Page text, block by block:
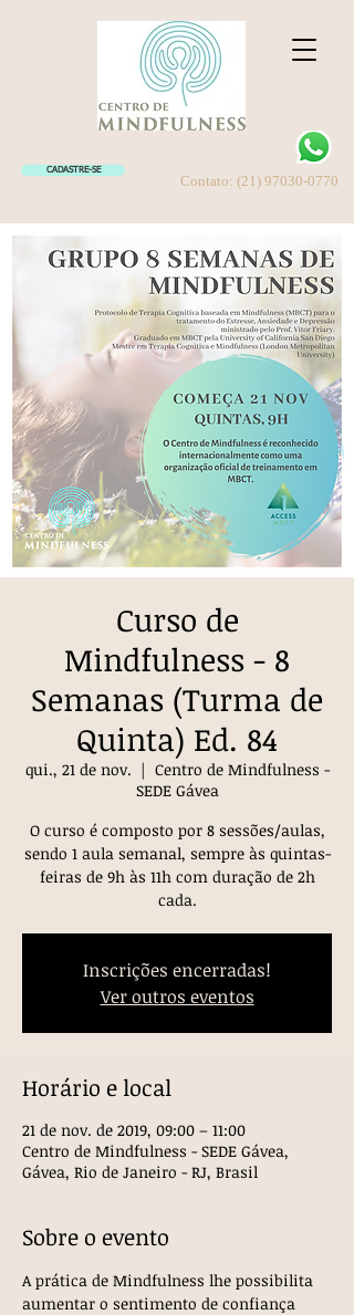
CADASTRE-SE
Contato: (21) 97030-0770
Curso de
Mindfulness - 8
Semanas (Turma de
Quinta) Ed. 84
qui., 21 de nov.
  |
Centro de Mindfulness -
SEDE Gávea
O curso é composto por 8 sessões/aulas,
sendo 1 aula semanal, sempre às quintas-
feiras de 9h às 11h com duração de 2h
cada.
Inscrições encerradas!
Ver outros eventos
Horário e local
21 de nov. de 2019, 09:00 – 11:00
Centro de Mindfulness - SEDE Gávea,
Gávea, Rio de Janeiro - RJ, Brasil
Sobre o evento
A prática de Mindfulness lhe possibilita
aumentar o sentimento de confiança